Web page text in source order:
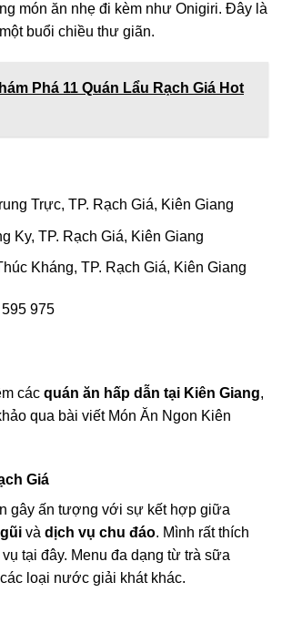
món ăn nhẹ đi kèm như Onigiri. Đây là
buổi chiều thư giãn.
Phá 11 Quán Lẩu Rạch Giá Hot
Trực, TP. Rạch Giá, Kiên Giang
Ky, TP. Rạch Giá, Kiên Giang
Kháng, TP. Rạch Giá, Kiên Giang
975
các quán ăn hấp dẫn tại Kiên Giang,
qua bài viết Món Ăn Ngon Kiên
Giá
gây ấn tượng với sự kết hợp giữa
và dịch vụ chu đáo. Mình rất thích
tại đây. Menu đa dạng từ trà sữa
loại nước giải khát khác.